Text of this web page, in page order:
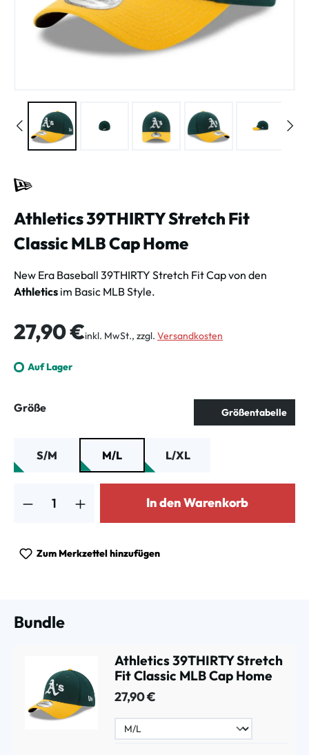
Athletics 39THIRTY Stretch Fit
Classic MLB Cap Home
New Era Baseball 39THIRTY Stretch Fit Cap von den
Athletics im Basic MLB Style.
Regulärer Preis:
27,90 €inkl. MwSt., zzgl. Versandkosten
Auf Lager
Größeauswählen Größentabelle
S/M M/L L/XL
In den Warenkorb
Zum Merkzettel hinzufügen
Bundle
Athletics 39THIRTY Stretch
Fit Classic MLB Cap Home
27,90 €